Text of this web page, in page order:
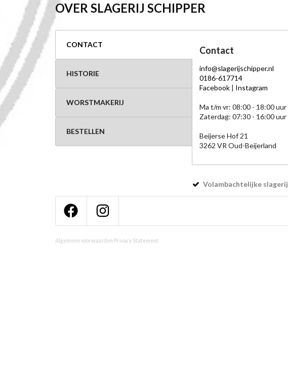
OVER SLAGERIJ SCHIPPER
CONTACT
HISTORIE
WORSTMAKERIJ
BESTELLEN
Contact
info@slagerijschipper.nl
0186-617714
Facebook| Instagram
Ma t/m vr: 08:00 - 18:00 uur
Zaterdag: 07:30 - 16:00 uur
Beijerse Hof 21
3262 VR Oud-Beijerland
Volambachtelijke slagerij
Algemene voorwaarden Privacy Statement